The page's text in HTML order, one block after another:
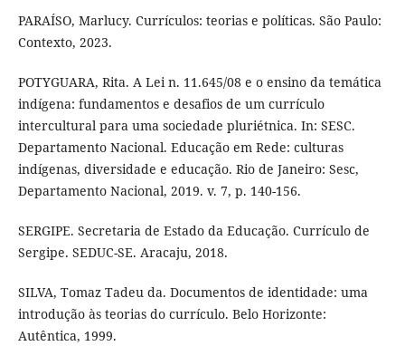
PARAÍSO, Marlucy. Currículos: teorias e políticas. São Paulo:
Contexto, 2023.
POTYGUARA, Rita. A Lei n. 11.645/08 e o ensino da temática
indígena: fundamentos e desafios de um currículo
intercultural para uma sociedade pluriétnica. In: SESC.
Departamento Nacional. Educação em Rede: culturas
indígenas, diversidade e educação. Rio de Janeiro: Sesc,
Departamento Nacional, 2019. v. 7, p. 140-156.
SERGIPE. Secretaria de Estado da Educação. Currículo de
Sergipe. SEDUC-SE. Aracaju, 2018.
SILVA, Tomaz Tadeu da. Documentos de identidade: uma
introdução às teorias do currículo. Belo Horizonte:
Autêntica, 1999.